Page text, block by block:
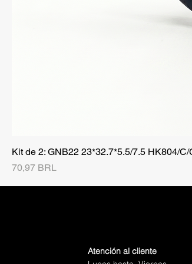
Kit de 2: GNB22 23*32.7*5.5/7.5 HK804/
Precio
70,97 BRL
Atención al cliente